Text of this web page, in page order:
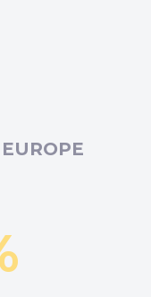
EUROPE